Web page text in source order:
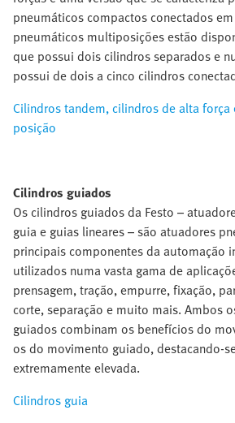
pneumáticos compactos conectados
pneumáticos multiposições estão
que possui dois cilindros separados e
possui de dois a cinco cilindros
Cilindros tandem, cilindros de alta
posição
Cilindros guiados
Os cilindros guiados da Festo –
guia e guias lineares – são atuadores
principais componentes da automação
utilizados numa vasta gama de
prensagem, tração, empurre, fixação,
corte, separação e muito mais. Ambos
guiados combinam os benefícios do
os do movimento guiado, destacando-
extremamente elevada.
Cilindros guia